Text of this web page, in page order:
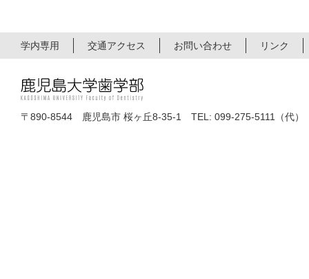
学内専用 交通アクセス お問い合わせ リンク
〒890-8544 鹿児島市 桜ヶ丘8-35-1 TEL: 099-275-5111（代）